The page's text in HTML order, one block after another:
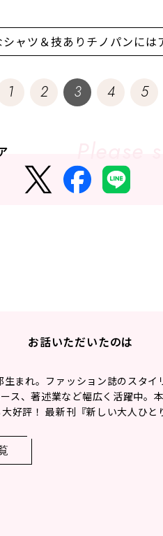
ャツ＆技ありチノパンに
つけて
1 2 3 4 5
お話いただいたのは
まれ。ファッション誌のスタイ
ス、著述業など幅広く活躍中。
好評！ 最新刊『新しい大人ひと